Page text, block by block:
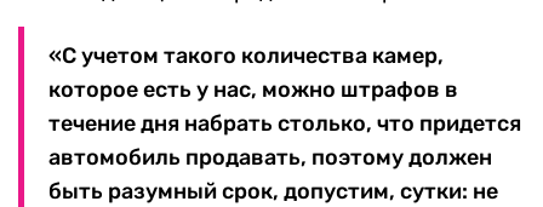
«С учетом такого количества камер,
которое есть у нас, можно штрафов в
течение дня набрать столько, что придется
автомобиль продавать, поэтому должен
быть разумный срок, допустим, сутки: не